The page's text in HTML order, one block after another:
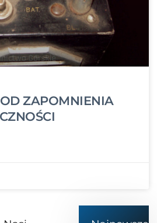
ZAPOMNIENIA